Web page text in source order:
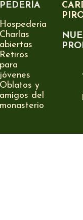
Hospedería
Charlas
abiertas
Retiros
para
jóvenes
Oblatos y
amigos del
monasterio